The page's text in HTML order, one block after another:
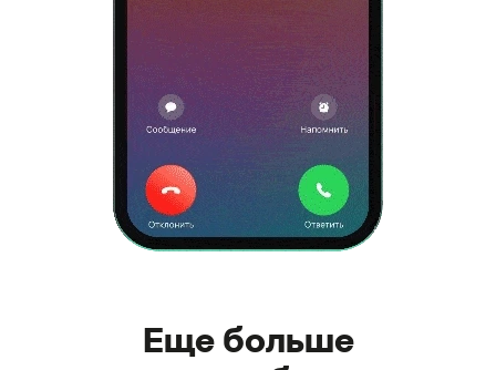
Еще больше